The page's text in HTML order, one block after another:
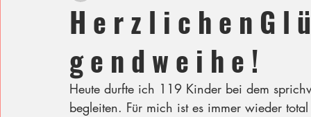
H e r z l i c h e n G l
g e n d w e i h e !
Heute durfte ich 119 Kinder bei dem
begleiten. Für mich ist es immer wieder